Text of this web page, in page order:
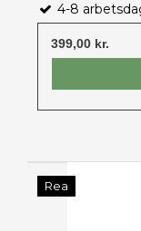
4-8
399,00 kr.
Rea